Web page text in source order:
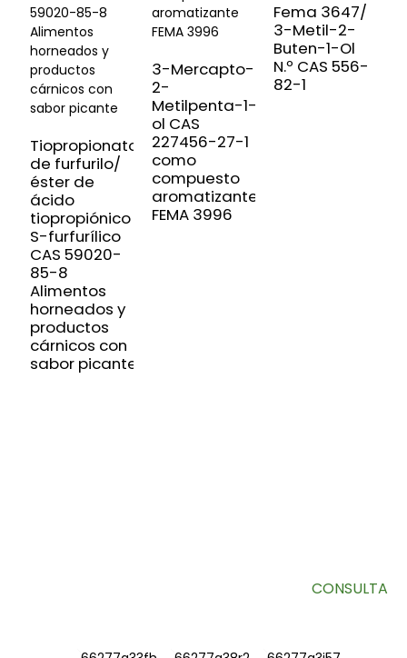
Tiopropionato
de furfurilo/
éster de
ácido
tiopropiónico
S-furfurílico
CAS 59020-
85-8
Alimentos
horneados y
productos
cárnicos con
sabor picante
3-Mercapto-
2-
Metilpenta-1-
ol CAS
227456-27-1
como
compuesto
aromatizante
FEMA 3996
Fema 3647/
3-Metil-2-
Buten-1-Ol
N.º CAS 556-
82-1
CONSULTA